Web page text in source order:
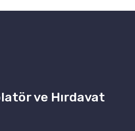
ve Hırdavat